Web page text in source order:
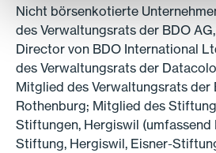
Nicht börsenkotierte
des Verwaltungsrats der BDO
Director von BDO International
des Verwaltungsrats der
Mitglied des Verwaltungsrats der
Rothenburg; Mitglied des
Stiftungen, Hergiswil (umfassend
Stiftung, Hergiswil, Eisner-